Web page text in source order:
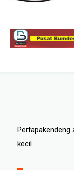
Pertapakendeng
kecil